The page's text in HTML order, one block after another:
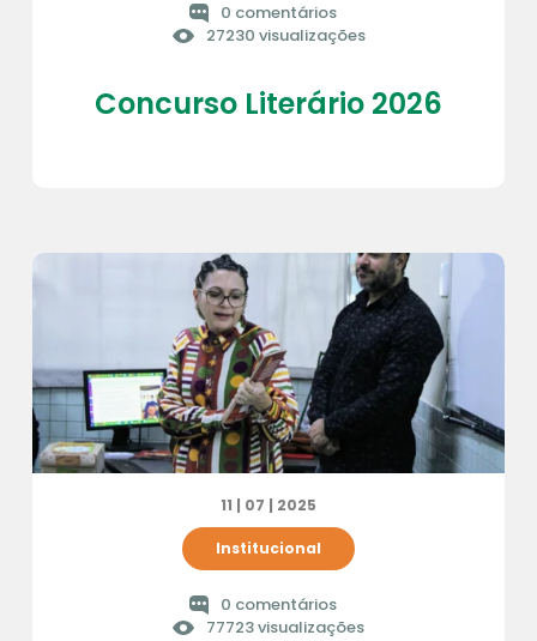
0 comentários
27230 visualizações
Concurso Literário 2026
11 | 07 | 2025
Institucional
0 comentários
77723 visualizações